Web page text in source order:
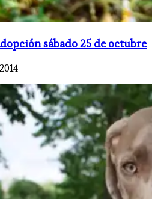
sábado 25 de octubre